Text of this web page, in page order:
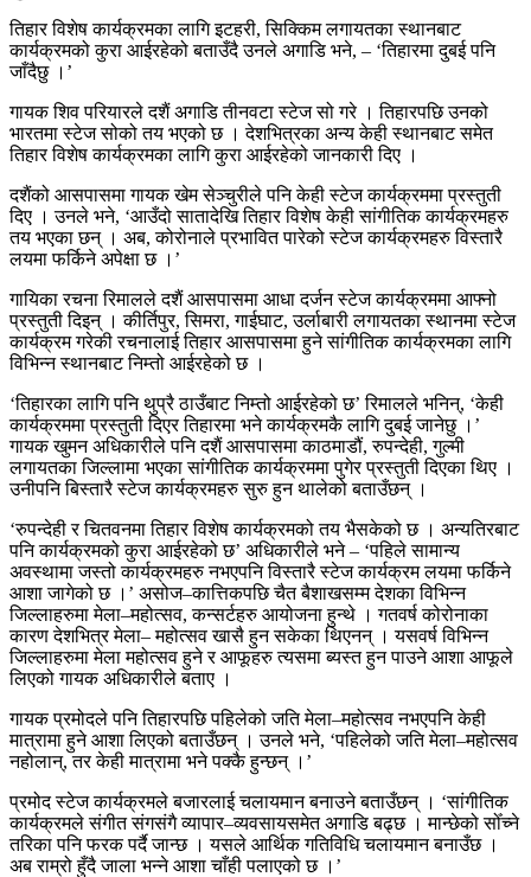
तिहार विशेष कार्यक्रमका लागि इटहरी, सिक्किम लगायतका स्थानबाट
कार्यक्रमको कुरा आईरहेको बताउँदै उनले अगाडि भने, – ‘तिहारमा दुबई पनि
जाँदैछु ।’
गायक शिव परियारले दशैं अगाडि तीनवटा स्टेज सो गरे । तिहारपछि उनको
भारतमा स्टेज सोको तय भएको छ । देशभित्रका अन्य केही स्थानबाट समेत
तिहार विशेष कार्यक्रमका लागि कुरा आईरहेको जानकारी दिए ।
दशैंको आसपासमा गायक खेम सेञ्चुरीले पनि केही स्टेज कार्यक्रममा प्रस्तुती
दिए । उनले भने, ‘आउँदो सातादेखि तिहार विशेष केही सांगीतिक कार्यक्रमहरु
तय भएका छन् । अब, कोरोनाले प्रभावित पारेको स्टेज कार्यक्रमहरु विस्तारै
लयमा फर्किने अपेक्षा छ ।’
गायिका रचना रिमालले दशैं आसपासमा आधा दर्जन स्टेज कार्यक्रममा आफ्नो
प्रस्तुती दिइन् । कीर्तिपुर, सिमरा, गाईघाट, उर्लाबारी लगायतका स्थानमा स्टेज
कार्यक्रम गरेकी रचनालाई तिहार आसपासमा हुने सांगीतिक कार्यक्रमका लागि
विभिन्न स्थानबाट निम्तो आईरहेको छ ।
‘तिहारका लागि पनि थुप्रै ठाउँबाट निम्तो आईरहेको छ’ रिमालले भनिन्, ‘केही
कार्यक्रममा प्रस्तुती दिएर तिहारमा भने कार्यक्रमकै लागि दुबई जानेछु ।’
गायक खुमन अधिकारीले पनि दशैं आसपासमा काठमाडौं, रुपन्देही, गुल्मी
लगायतका जिल्लामा भएका सांगीतिक कार्यक्रममा पुगेर प्रस्तुती दिएका थिए ।
उनीपनि बिस्तारै स्टेज कार्यक्रमहरु सुरु हुन थालेको बताउँछन् ।
‘रुपन्देही र चितवनमा तिहार विशेष कार्यक्रमको तय भैसकेको छ । अन्यतिरबाट
पनि कार्यक्रमको कुरा आईरहेको छ’ अधिकारीले भने – ‘पहिले सामान्य
अवस्थामा जस्तो कार्यक्रमहरु नभएपनि विस्तारै स्टेज कार्यक्रम लयमा फर्किने
आशा जागेको छ ।’ असोज–कात्तिकपछि चैत बैशाखसम्म देशका विभिन्न
जिल्लाहरुमा मेला–महोत्सव, कन्सर्टहरु आयोजना हुन्थे । गतवर्ष कोरोनाका
कारण देशभित्र मेला– महोत्सव खासै हुन सकेका थिएनन् । यसवर्ष विभिन्न
जिल्लाहरुमा मेला महोत्सव हुने र आफूहरु त्यसमा ब्यस्त हुन पाउने आशा आफूले
लिएको गायक अधिकारीले बताए ।
गायक प्रमोदले पनि तिहारपछि पहिलेको जति मेला–महोत्सव नभएपनि केही
मात्रामा हुने आशा लिएको बताउँछन् । उनले भने, ‘पहिलेको जति मेला–महोत्सव
नहोलान्, तर केही मात्रामा भने पक्कै हुन्छन् ।’
प्रमोद स्टेज कार्यक्रमले बजारलाई चलायमान बनाउने बताउँछन् । ‘सांगीतिक
कार्यक्रमले संगीत संगसंगै व्यापार–व्यवसायसमेत अगाडि बढ्छ । मान्छेको सोँच्ने
तरिका पनि फरक पर्दै जान्छ । यसले आर्थिक गतिविधि चलायमान बनाउँछ ।
अब राम्रो हुँदै जाला भन्ने आशा चाँही पलाएको छ ।’